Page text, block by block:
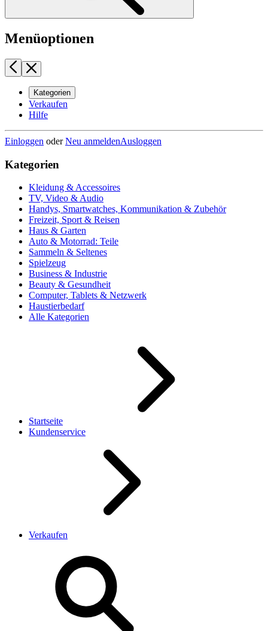
Menüoptionen
Kategorien
Verkaufen
Hilfe
Einloggen oderNeu anmeldenAusloggen
Kategorien
Kleidung & Accessoires
TV, Video & Audio
Handys, Smartwatches, Kommunikation & Zubehör
Freizeit, Sport & Reisen
Haus & Garten
Auto & Motorrad: Teile
Sammeln & Seltenes
Spielzeug
Business & Industrie
Beauty & Gesundheit
Computer, Tablets & Netzwerk
Haustierbedarf
Alle Kategorien
Startseite
Kundenservice
Verkaufen